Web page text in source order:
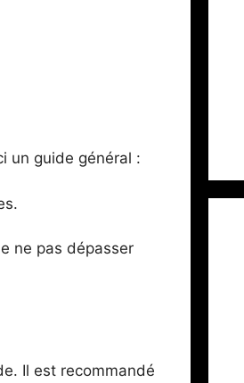
un guide général :
ne pas dépasser
Il est recommandé